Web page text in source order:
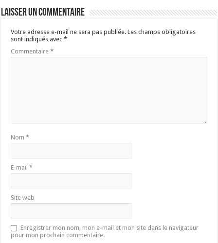
Laisser un commentaire
Votre adresse e-mail ne sera pas publiée. Les champs obligatoires
sont indiqués avec*
Commentaire*
Nom*
E-mail*
Site web
Enregistrer mon nom, mon e-mail et mon site dans le navigateur
pour mon prochain commentaire.